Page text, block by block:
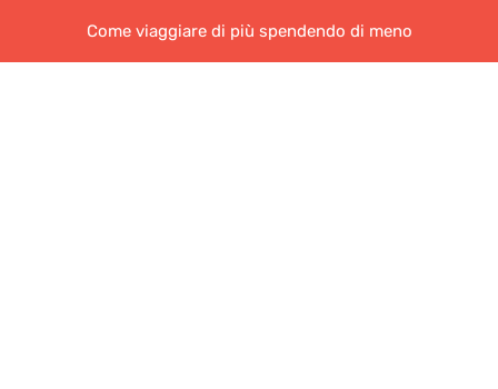
Come viaggiare di più spendendo di meno